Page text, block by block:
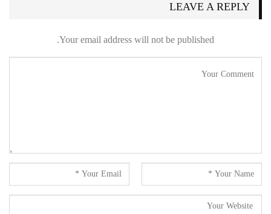
LEAVE A REPLY
Your email address will not be published.